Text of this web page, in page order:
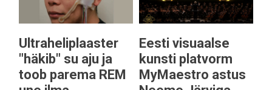
Ultraheliplaaster
"häkib" su aju ja
toob parema REM
Eesti visuaalse
kunsti platvorm
MyMaestro astus